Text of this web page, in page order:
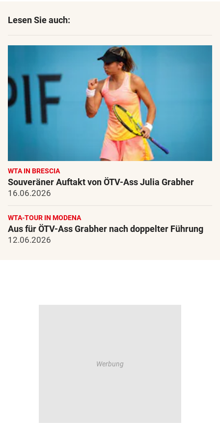
Lesen Sie auch:
WTA IN BRESCIA
Souveräner Auftakt von ÖTV-Ass Julia Grabher
16.06.2026
WTA-TOUR IN MODENA
Aus für ÖTV-Ass Grabher nach doppelter Führung
12.06.2026